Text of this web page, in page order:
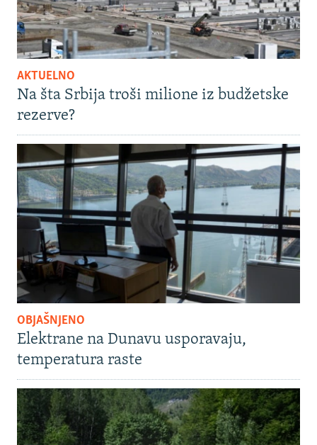
AKTUELNO
Na šta Srbija troši milione iz budžetske
rezerve?
OBJAŠNJENO
Elektrane na Dunavu usporavaju,
temperatura raste